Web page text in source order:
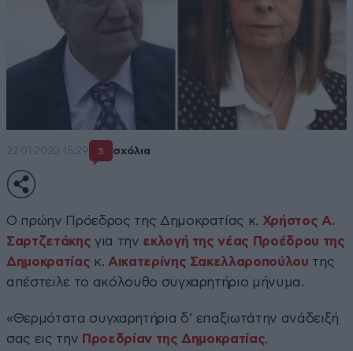
22·01·2020 15:29 5 σχόλια
Ο πρώην Πρόεδρος της Δημοκρατίας κ. Χρήστος Α.
Σαρτζετάκης για την εκλογή της νέας Προέδρου της
Δημοκρατίας κ. Αικατερίνης Σακελλαροπούλου της
απέστειλε το ακόλουθο συγχαρητήριο μήνυμα.
«Θερμότατα συγχαρητήρια δ’ επαξιωτάτην ανάδειξή
σας εις την Προεδρίαν της Δημοκρατίας.